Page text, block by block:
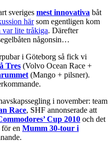
sveriges mest innovativa båt
härsom egentligen kom
var lite tråkiga. Därefter
någonsin…
i Göteborg så fick vi
Tres (Volvo Ocean Race +
(Mango + pilsner).
i november: team
Race, SHF annonserade att
Cup 2010 och det
en Mumm 30-tour i